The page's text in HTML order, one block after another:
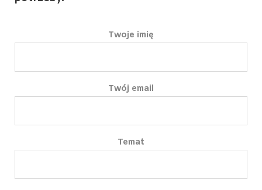
Twoje imię
Twój email
Temat